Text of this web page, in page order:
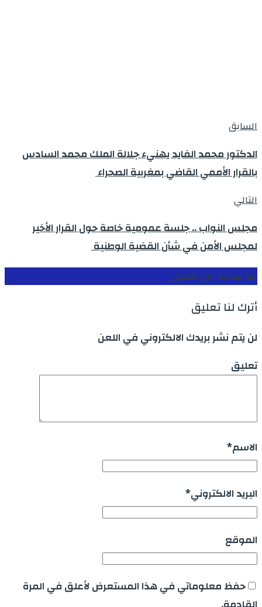
السابق
الدكتور محمد الفايد يهنيء جلالة الملك محمد السادس
بالقرار الأممي القاضي بمغربية الصحراء
التالي
مجلس النواب .. جلسة عمومية خاصة حول القرار الأخير
لمجلس الأمن في شأن القضية الوطنية
قم بكتابة اول تعليق
أترك لنا تعليق
لن يتم نشر بريدك الالكتروني في اللعن
تعليق
الاسم*
البريد الالكتروني*
الموقع
حفظ معلوماتي في هذا المستعرض لأعلق في المرة